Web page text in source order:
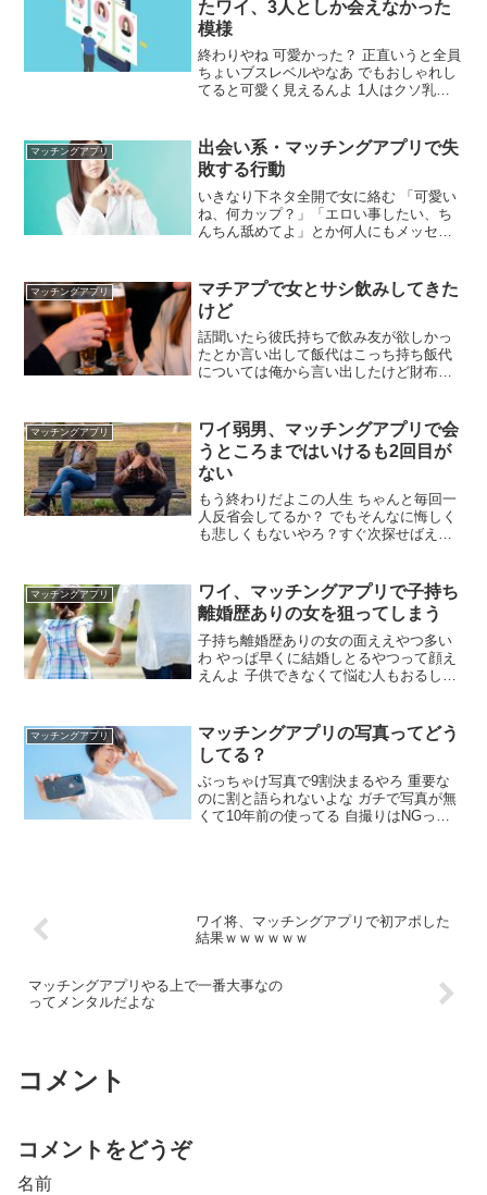
たワイ、3人としか会えなかった
模様
終わりやね 可愛かった？ 正直いうと全員
ちょいブスレベルやなあ でもおしゃれし
てると可愛く見えるんよ 1人はクソ乳デ
だけでやれたわけちゃうんやだから萎え
てる 何でヤれんかったん？ 普通に飯食っ
て解散したからや
マッチングアプリ
出会い系・マッチングアプリで失
敗する行動
いきなり下ネタ全開で女に絡む 「可愛い
ね、何カップ？」「エロい事したい、ち
んちん舐めてよ」とか何人にもメッセー
載せない 本来は正しいのかもしれないけ
どアプリでは男の顔無しは人権無い 可愛
い写真の女数名にしかメッセージ送って
なかったわ
マッチングアプリ
マチアプで女とサシ飲みしてきた
けど
話聞いたら彼氏持ちで飲み友が欲しかっ
たとか言い出して飯代はこっち持ち飯代
については俺から言い出したけど財布出
ん トイレ行くふりして割り勘して帰れよ
まぁ楽しく飲んだからまだワンチャンあ
ると思ってたのよ
マッチングアプリ
ワイ弱男、マッチングアプリで会
うところまではいけるも2回目が
ない
もう終わりだよこの人生 ちゃんと毎回一
人反省会してるか？ でもそんなに悔しく
も悲しくもないやろ？すぐ次探せばええ
自撮りしてんの？ 友達に撮ってもらった
旅行中の写真とかやわ いいねはまあ50く
らいや…
マッチングアプリ
ワイ、マッチングアプリで子持ち
離婚歴ありの女を狙ってしまう
子持ち離婚歴ありの女の面ええやつ多い
わ やっぱ早くに結婚しとるやつって顔え
えんよ 子供できなくて悩む人もおるし子
いからありやわ 一度は男に選ばれてるレ
ベルの容姿はあるわけやしな
マッチングアプリ
マッチングアプリの写真ってどう
してる？
ぶっちゃけ写真で9割決まるやろ 重要な
のに割と語られないよな ガチで写真が無
くて10年前の使ってる 自撮りはNGって
たで
ワイ将、マッチングアプリで初アポした
結果ｗｗｗｗｗｗ
マッチングアプリやる上で一番大事なの
ってメンタルだよな
コメント
コメントをどうぞ
名前